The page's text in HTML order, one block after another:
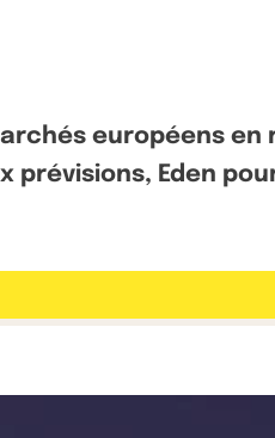
européens
prévisions, Eden